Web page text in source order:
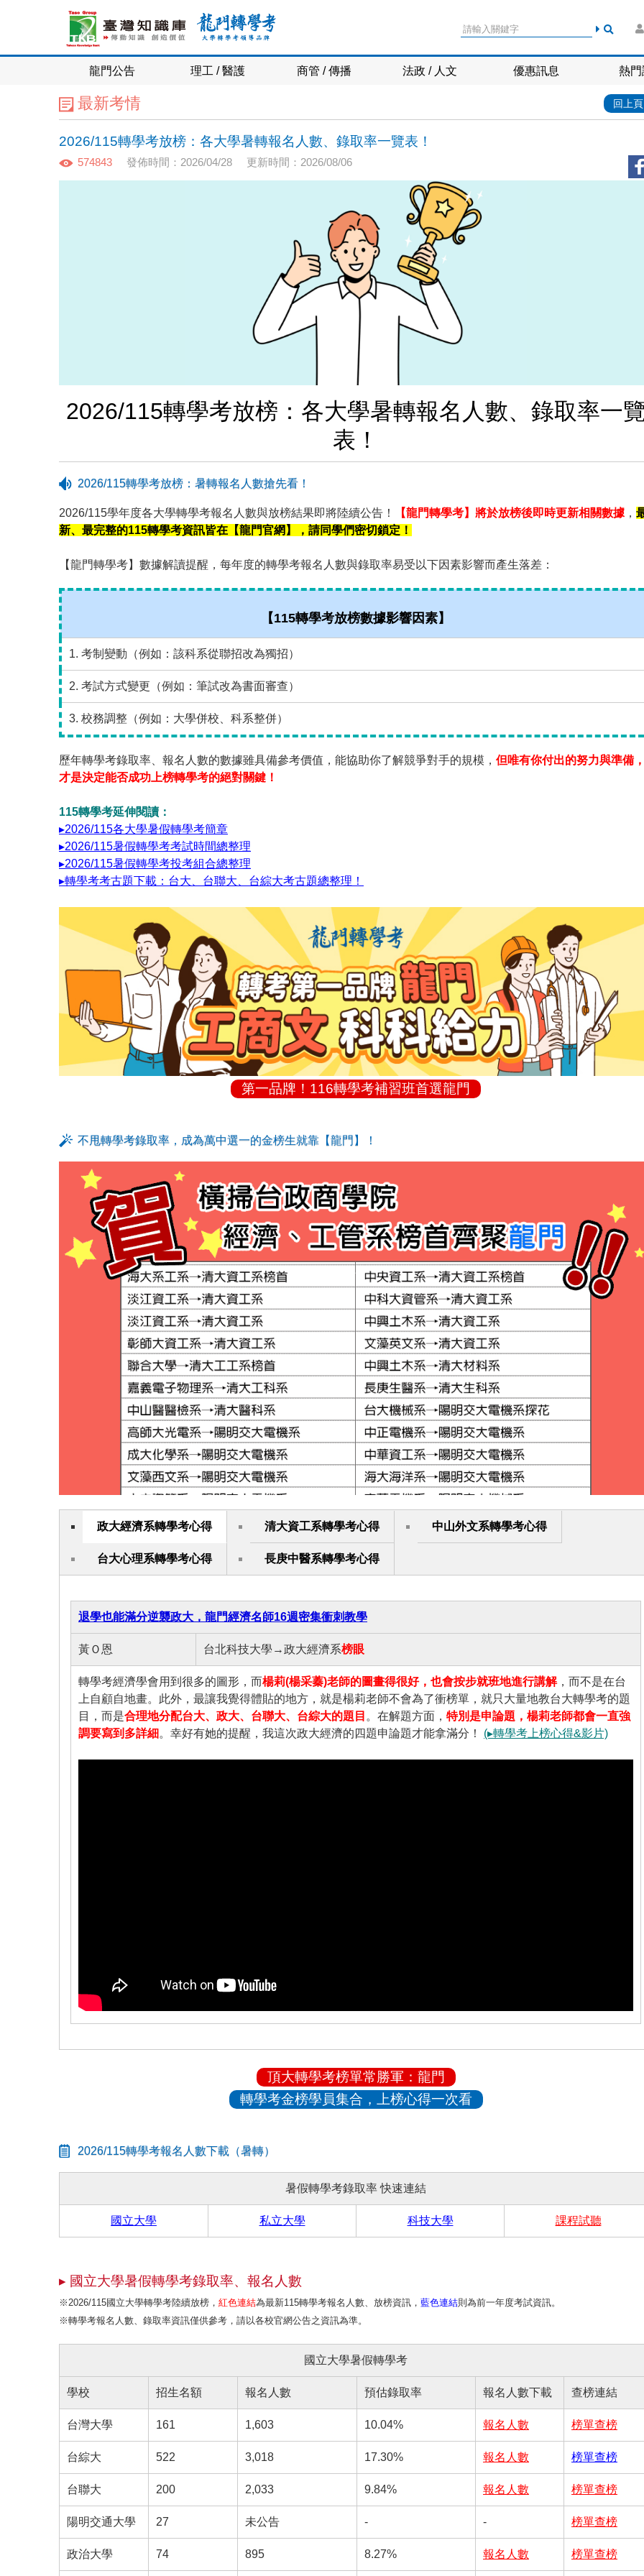
龍門公告 理工 / 醫護 商管 / 傳播 法政 / 人文 優惠訊息 熱
最新考情 回上頁
2026/115轉學考放榜：各大學暑轉報名人數、錄取率一覽表！
574843 發佈時間：2026/04/28 更新時間：2026/08/06
2026/115轉學考放榜：各大學暑轉報名人數、錄取率一
表！
2026/115轉學考放榜：暑轉報名人數搶先看！
2026/115學年度各大學轉學考報名人數與放榜結果即將陸續公告！ 【龍門轉學考】將於放榜後即時更新相關數據 ，
新、最完整的115轉學考資訊皆在【龍門官網】，請同學們密切鎖定！
【龍門轉學考】數據解讀提醒，每年度的轉學考報名人數與錄取率易受以下因素影響而產生落差：
【115轉學考放榜數據影響因素】
1. 考制變動（例如：該科系從聯招改為獨招）
2. 考試方式變更（例如：筆試改為書面審查）
3. 校務調整（例如：大學併校、科系整併）
歷年轉學考錄取率、報名人數的數據雖具備參考價值，能協助你了解競爭對手的規模， 但唯有你付出的努力與準備
才是決定能否成功上榜轉學考的絕對關鍵！
115轉學考延伸閱讀：
▸2026/115各大學暑假轉學考簡章
▸2026/115暑假轉學考考試時間總整理
▸2026/115暑假轉學考投考組合總整理
▸轉學考考古題下載：台大、台聯大、台綜大考古題總整理！
第一品牌！116轉學考補習班首選龍門
不甩轉學考錄取率，成為萬中選一的金榜生就靠【龍門】！
政大經濟系轉學考心得 清大資工系轉學考心得 中山外文系轉學考心得
台大心理系轉學考心得 長庚中醫系轉學考心得
退學也能滿分逆襲政大，龍門經濟名師16週密集衝刺教學
黃Ｏ恩 台北科技大學→政大經濟系榜眼
轉學考經濟學會用到很多的圖形，而楊莉(楊采蓁)老師的圖畫得很好，也會按步就班地進行講解，而不是在台
上自顧自地畫。此外，最讓我覺得體貼的地方，就是楊莉老師不會為了衝榜單，就只大量地教台大轉學考的題
目，而是合理地分配台大、政大、台聯大、台綜大的題目 。在解題方面， 特別是申論題，楊莉老師都會一直強
調要寫到多詳細 。幸好有她的提醒，我這次政大經濟的四題申論題才能拿滿分！ (▸轉學考上榜心得&影片)
頂大轉學考榜單常勝軍：龍門
轉學考金榜學員集合，上榜心得一次看
2026/115轉學考報名人數下載（暑轉）
暑假轉學考錄取率 快速連結
國立大學 私立大學 科技大學 課程試聽
▸ 國立大學暑假轉學考錄取率、報名人數
※2026/115國立大學轉學考陸續放榜， 紅色連結為最新115轉學考報名人數、放榜資訊， 藍色連結則為前一年度考試資訊。
※轉學考報名人數、錄取率資訊僅供參考，請以各校官網公告之資訊為準。
國立大學暑假轉學考
學校 招生名額 報名人數 預估錄取率 報名人數下載 查榜連結
台灣大學 161 1,603 10.04% 報名人數 榜單查榜
台綜大 522 3,018 17.30% 報名人數 榜單查榜
台聯大 200 2,033 9.84% 報名人數 榜單查榜
陽明交通大學 27 未公告 - - 榜單查榜
政治大學 74 895 8.27% 報名人數 榜單查榜